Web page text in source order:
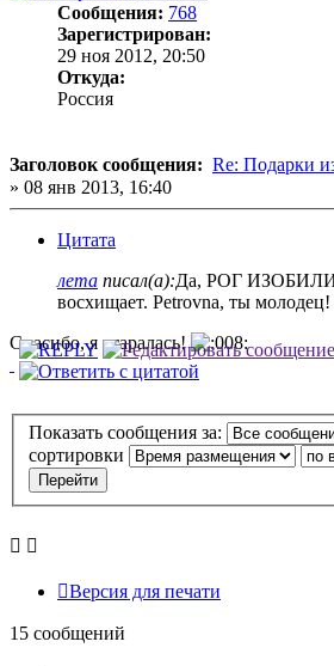
Сообщения: 768
Зарегистрирован:
29 ноя 2012, 20:50
Откуда:
Россия
Заголовок сообщения: Re: Подарки
» 08 янв 2013, 16:40
Цитата
лета писал(а):Да, РОГ
восхищает. Petrovna, ты молодец!
Спасибо, я старалась!
Показать сообщения за:
сортировки
Версия для печати
15 сообщений